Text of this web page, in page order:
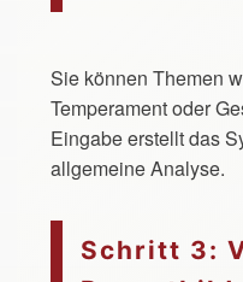
Sie können Themen
Temperament oder
Eingabe erstellt das
allgemeine Analyse.
Schritt 3: